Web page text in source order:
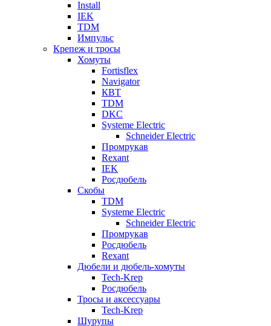
Install
IEK
TDM
Импульс
Крепеж и тросы
Хомуты
Fortisflex
Navigator
КВТ
TDM
DKC
Systeme Electric
Schneider Electric
Промрукав
Rexant
IEK
Росдюбель
Скобы
TDM
Systeme Electric
Schneider Electric
Промрукав
Росдюбель
Rexant
Дюбели и дюбель-хомуты
Tech-Krep
Росдюбель
Тросы и аксессуары
Tech-Krep
Шурупы